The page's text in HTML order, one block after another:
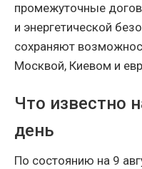
промежуточные
и энергетической
сохраняют
Москвой, Киевом и
Что известно
день
По состоянию на 9